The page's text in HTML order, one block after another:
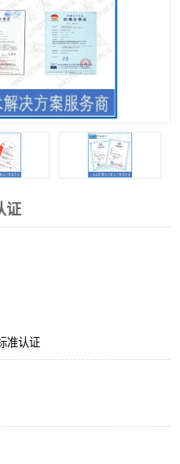
证
准认证
各国防爆认证
SIL认证
防爆合格证代理机构
煤安认证机构